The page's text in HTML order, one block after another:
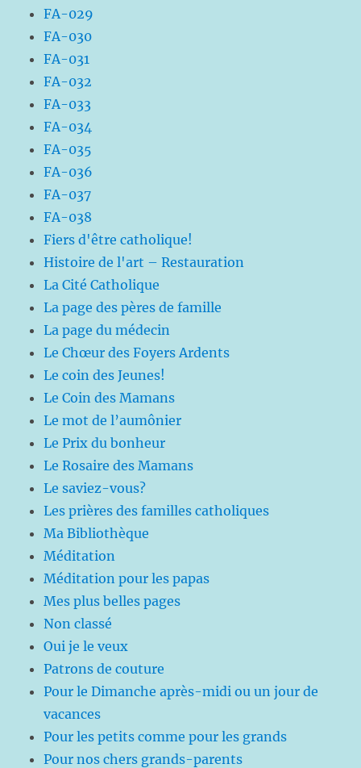
FA-029
FA-030
FA-031
FA-032
FA-033
FA-034
FA-035
FA-036
FA-037
FA-038
Fiers d'être catholique!
Histoire de l'art – Restauration
La Cité Catholique
La page des pères de famille
La page du médecin
Le Chœur des Foyers Ardents
Le coin des Jeunes!
Le Coin des Mamans
Le mot de l’aumônier
Le Prix du bonheur
Le Rosaire des Mamans
Le saviez-vous?
Les prières des familles catholiques
Ma Bibliothèque
Méditation
Méditation pour les papas
Mes plus belles pages
Non classé
Oui je le veux
Patrons de couture
Pour le Dimanche après-midi ou un jour de
vacances
Pour les petits comme pour les grands
Pour nos chers grands-parents